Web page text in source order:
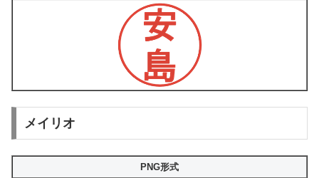
メイリオ
PNG形式